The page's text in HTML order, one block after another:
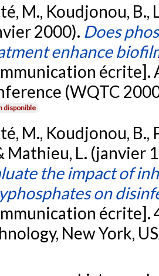
M., Koudjonou, B.,
2000). Does
enhance
écrite].
(WQTC
disponible
M., Koudjonou, B.,
Mathieu, L. (janvier
the impact of
on
écrite].
New York,